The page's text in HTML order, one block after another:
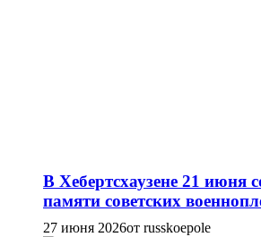
В Хебертсхаузене 21 июня
памяти советских
27 июня 2026от russkoepole